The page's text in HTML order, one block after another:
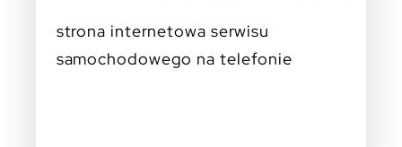
strona internetowa serwisu
samochodowego na telefonie